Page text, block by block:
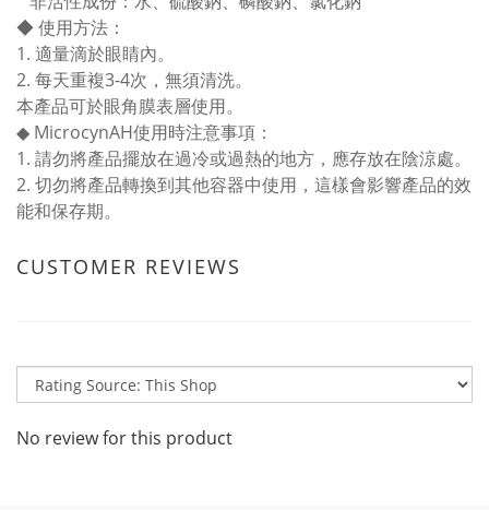
◆ 使用方法：
1. 適量滴於眼睛內。
2. 每天重複3-4次，無須清洗。
本產品可於眼角膜表層使用。
◆ MicrocynAH使用時注意事項：
1. 請勿將產品擺放在過冷或過熱的地方，應存放在陰涼處。
2. 切勿將產品轉換到其他容器中使用，這樣會影響產品的效
能和保存期。
CUSTOMER REVIEWS
No review for this product